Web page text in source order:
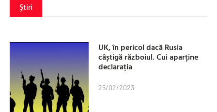
Știri
UK, în pericol dacă Rusia
câștigă războiul. Cui aparține
declarația
25/02/2023